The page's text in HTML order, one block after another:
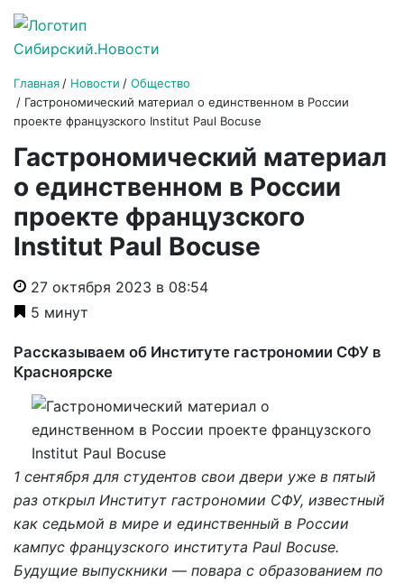
Главная Новости
Общество
Гастрономический материал о единственном в России
проекте французского Institut Paul Bocuse
Гастрономический материал
о единственном в России
проекте французского
Institut Paul Bocuse
27 октября 2023 в 08:54
5 минут
Рассказываем об Институте гастрономии СФУ в
Красноярске
1 сентября для студентов свои двери уже в пятый
раз открыл Институт гастрономии СФУ, известный
как седьмой в мире и единственный в России
кампус французского института Paul Bocuse.
Будущие выпускники — повара с образованием по